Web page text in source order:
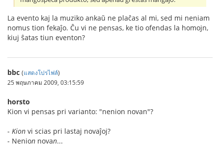
La evento kaj la muziko ankaŭ ne plaĉas al mi, sed mi neniam
nomus tion fekaĵo. Ĉu vi ne pensas, ke tio ofendas la homojn,
kiuj ŝatas tiun eventon?
bbc (แสดงโปรไฟล์)
25 พฤษภาคม 2009, 03:15:59
horsto
Kion vi pensas pri varianto: "nenion novan"?
- Kion vi scias pri lastaj novaĵoj?
- Nenion novan...